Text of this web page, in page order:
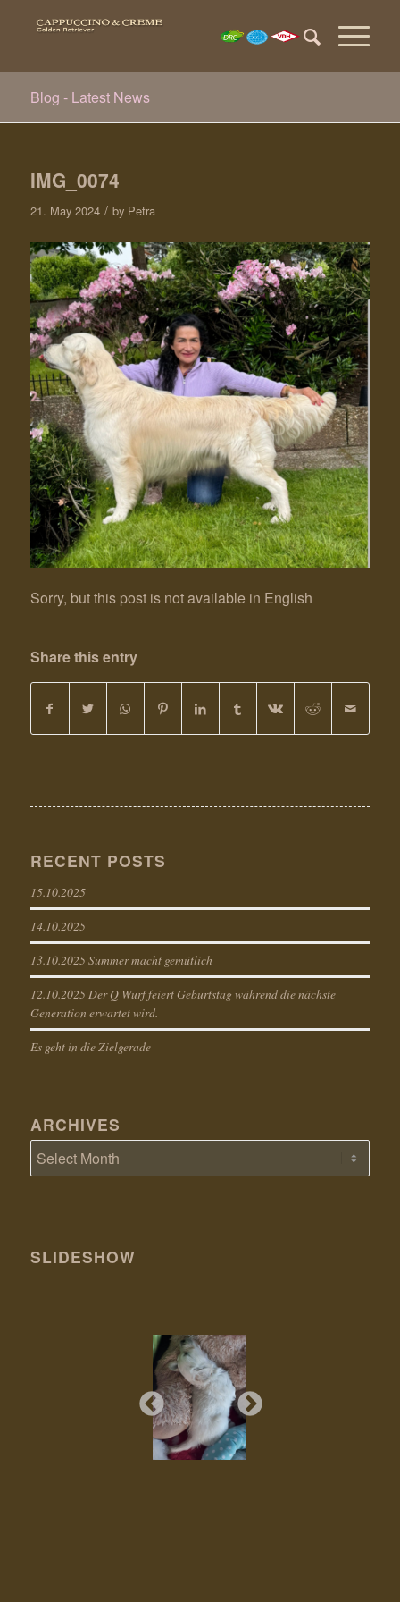
Blog - Latest News
IMG_0074
21. May 2024 / by Petra
Sorry, but this post is not available in English
Share this entry
RECENT POSTS
15.10.2025
14.10.2025
13.10.2025 Summer macht gemütlich
12.10.2025 Der Q Wurf feiert Geburtstag während die nächste
Generation erwartet wird.
Es geht in die Zielgerade
ARCHIVES
SLIDESHOW